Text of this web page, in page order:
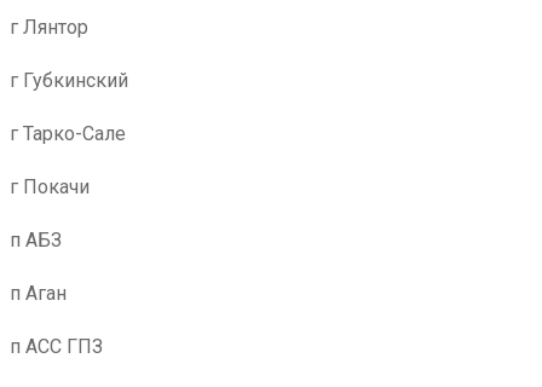
г Лянтор
г Губкинский
г Тарко-Сале
г Покачи
п АБЗ
п Аган
п АСС ГПЗ